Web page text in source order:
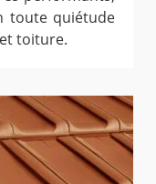
toute quiétude
toiture.